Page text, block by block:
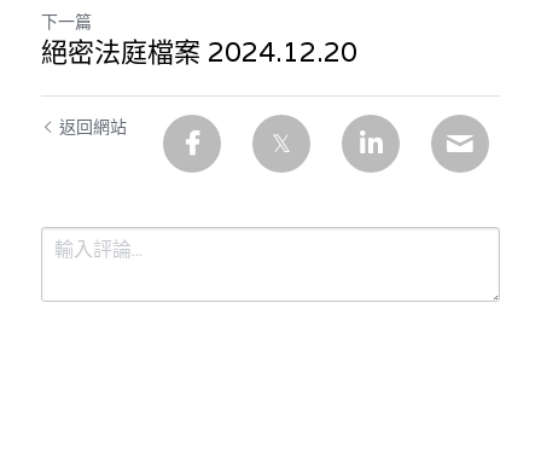
下一篇
絕密法庭檔案 2024.12.20
返回網站